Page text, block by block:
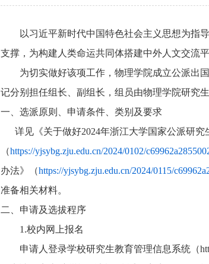
以习近平新时代中国特色社会主义思想为指
支撑，为构建人类命运共同体搭建中外人文交流
为切实做好该项工作，物理学院成立公派出
记分别担任组长、副组长， 组员由物理学院研究
一、选派原则、申请条件、类别及要求
详见 《关于做好2024年浙江大学国家公派研究
（https://yjsybg.zju.edu.cn/2024/0102/
办法》
（https://yjsybg.zju.edu.cn/2024/0115/
准备相关材料。
二、申请及选拔程序
1.校内网上报名
申请人登录学校研究生教育管理信息系统（